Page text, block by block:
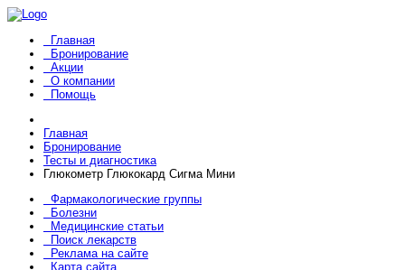
Главная
Бронирование
Акции
О компании
Помощь
Главная
Бронирование
Тесты и диагностика
Глюкометр Глюкокард Сигма Мини
Фармакологические группы
Болезни
Медицинские статьи
Поиск лекарств
Реклама на сайте
Карта сайта